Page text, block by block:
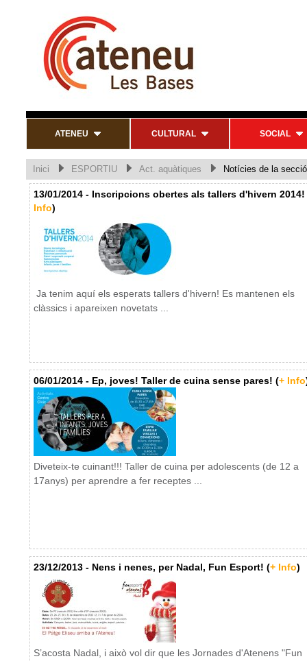
ATENEU CULTURAL SOCIAL
Inici ESPORTIU Act. aquàtiques Notícies de la secció
13/01/2014 - Inscripcions obertes als tallers d'hivern 2014!
Info)
Ja tenim aquí els esperats tallers d'hivern! Es mantenen els
clàssics i apareixen novetats ...
06/01/2014 - Ep, joves! Taller de cuina sense pares! (+ Info
Diveteix-te cuinant!!! Taller de cuina per adolescents (de 12 a
17anys) per aprendre a fer receptes ...
23/12/2013 - Nens i nenes, per Nadal, Fun Esport! (+ Info)
S’acosta Nadal, i això vol dir que les Jornades d'Atenens "Fun